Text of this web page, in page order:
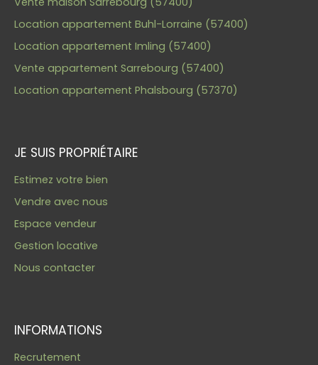
Location appartement Buhl-Lorraine (57400)
Location appartement Imling (57400)
Vente appartement Sarrebourg (57400)
Location appartement Phalsbourg (57370)
JE SUIS PROPRIÉTAIRE
Estimez votre bien
Vendre avec nous
Espace vendeur
Gestion locative
Nous contacter
INFORMATIONS
Recrutement